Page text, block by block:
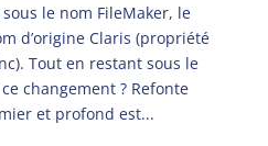
le nom FileMaker, le
d’origine Claris (propriété
Tout en restant sous le
changement ? Refonte
et profond est...